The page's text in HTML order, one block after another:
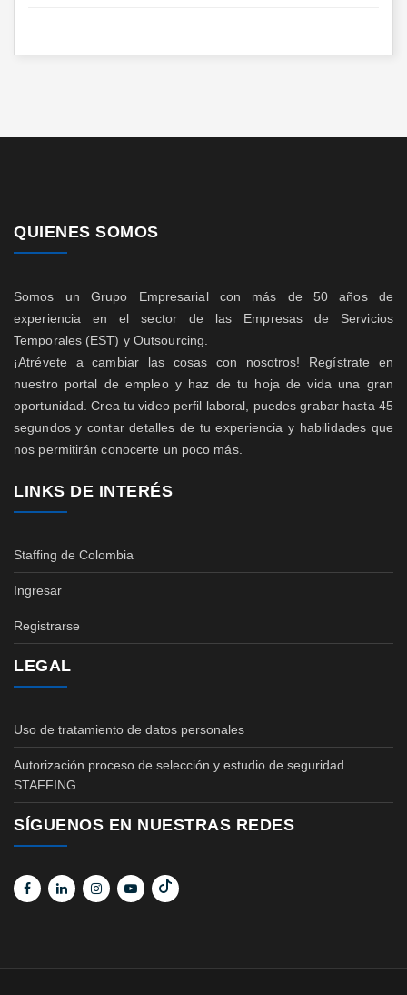
QUIENES SOMOS
Somos un Grupo Empresarial con más de 50 años de
experiencia en el sector de las Empresas de Servicios
Temporales (EST) y Outsourcing.
¡Atrévete a cambiar las cosas con nosotros! Regístrate en
nuestro portal de empleo y haz de tu hoja de vida una gran
oportunidad. Crea tu video perfil laboral, puedes grabar hasta 45
segundos y contar detalles de tu experiencia y habilidades que
nos permitirán conocerte un poco más.
LINKS DE INTERÉS
Staffing de Colombia
Ingresar
Registrarse
LEGAL
Uso de tratamiento de datos personales
Autorización proceso de selección y estudio de seguridad
STAFFING
SÍGUENOS EN NUESTRAS REDES